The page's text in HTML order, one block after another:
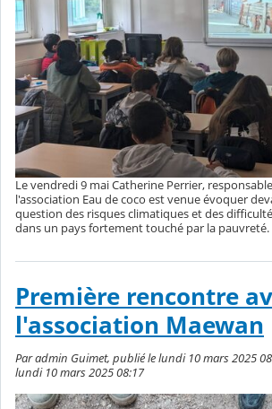
Le vendredi 9 mai Catherine Perrier,
l'association Eau de coco est venue évoquer
question des risques climatiques et des
dans un pays fortement touché par la pauvreté.
Première rencontre
l'association Maewan
Par admin Guimet, publié le lundi 10 mars 2025
lundi 10 mars 2025 08:17